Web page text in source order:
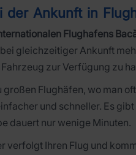
der Ankunft in
Flughafens
gleichzeitiger Ankunft
zur Verfügung zu
großen Flughäfen, wo man
und schneller. Es
dauert nur wenige Minuten.
verfolgt Ihren Flug und